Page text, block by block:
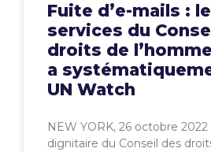
Fuite d’e-mails :
services du
droits de l’homme
a
UN Watch
NEW YORK, 26 octobre
dignitaire du Conseil des